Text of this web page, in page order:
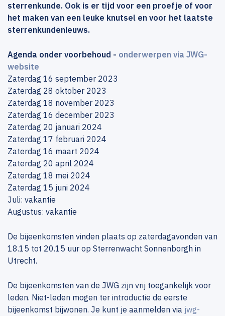
sterrenkunde. Ook is er tijd voor een proefje of voor
het maken van een leuke knutsel en voor het laatste
sterrenkundenieuws.
Agenda onder voorbehoud - onderwerpen via JWG-
website
Zaterdag 16 september 2023
Zaterdag 28 oktober 2023
Zaterdag 18 november 2023
Zaterdag 16 december 2023
Zaterdag 20 januari 2024
Zaterdag 17 februari 2024
Zaterdag 16 maart 2024
Zaterdag 20 april 2024
Zaterdag 18 mei 2024
Zaterdag 15 juni 2024
Juli: vakantie
Augustus: vakantie
De bijeenkomsten vinden plaats op zaterdagavonden van
18.15 tot 20.15 uur op Sterrenwacht Sonnenborgh in
Utrecht.
De bijeenkomsten van de JWG zijn vrij toegankelijk voor
leden. Niet-leden mogen ter introductie de eerste
bijeenkomst bijwonen. Je kunt je aanmelden via jwg-